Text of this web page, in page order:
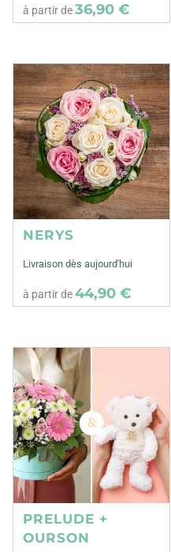
à partir de36,90 €
NERYS
Livraison dès aujourd'hui
à partir de44,90 €
PRELUDE +
OURSON